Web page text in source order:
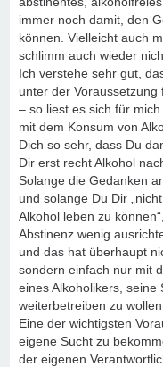
immer noch damit, den
können. Vielleicht auch
schlimm auch wieder
Ich verstehe sehr gut,
unter der Voraussetzung
– so liest es sich für
mit dem Konsum von
Dich so sehr, dass Du
Dir erst recht Alkohol
Solange die Gedanken
und solange Du Dir
Alkohol leben zu
Abstinenz wenig
und das hat überhaupt
sondern einfach nur mit
eines Alkoholikers,
weiterbetreiben zu wollen.
Eine der wichtigsten
eigene Sucht zu
der eigenen